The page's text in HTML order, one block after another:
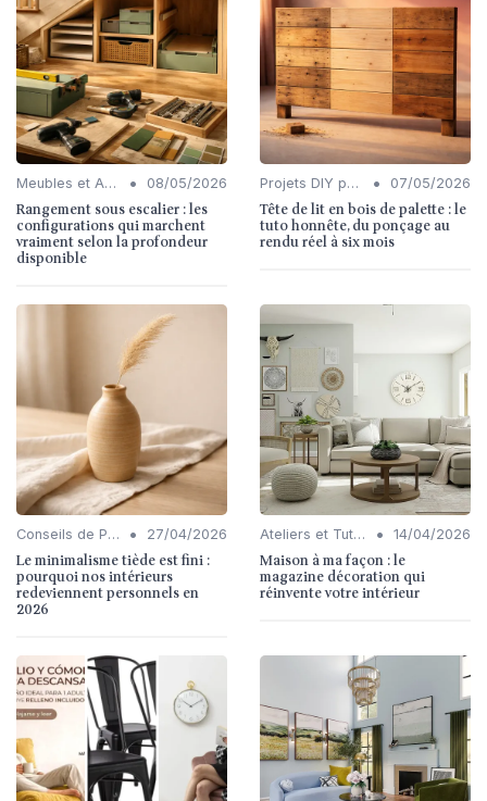
Meubles et Accessoires • 08/05/2026
Rangement sous escalier : les
configurations qui marchent
vraiment selon la profondeur
disponible
Projets DIY pour l'Intérieur • 07/05/2026
Tête de lit en bois de palette : le
tuto honnête, du ponçage au
rendu réel à six mois
Conseils de Personnalisation • 27/04/2026
Le minimalisme tiède est fini :
pourquoi nos intérieurs
redeviennent personnels en
2026
Ateliers et Tutoriels • 14/04/2026
Maison à ma façon : le
magazine décoration qui
réinvente votre intérieur